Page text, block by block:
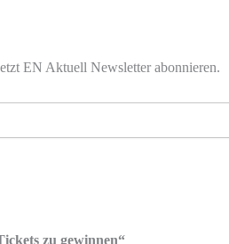
EN Aktuell Newsletter abonnieren.
zu gewinnen“